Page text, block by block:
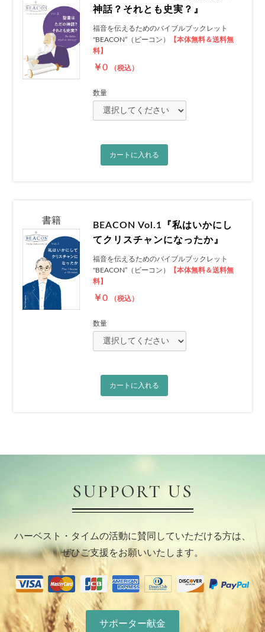
神話？それとも史実？』
福音を伝えるためのバイブルブックレット
"BEACON”（ビーコン）
【本体無料＆送料無
料】
￥0 （税込）
数量
カートに入れる
書籍
BEACON Vol.1『私はいかにし
てクリスチャンになったか』
福音を伝えるためのバイブルブックレット
"BEACON”（ビーコン）
【本体無料＆送料無
料】
￥0 （税込）
数量
カートに入れる
SUPPORT US
ハーベスト・タイムの活動に賛同していただける方は、
ぜひご支援をお願いいたします。
サポーター献金